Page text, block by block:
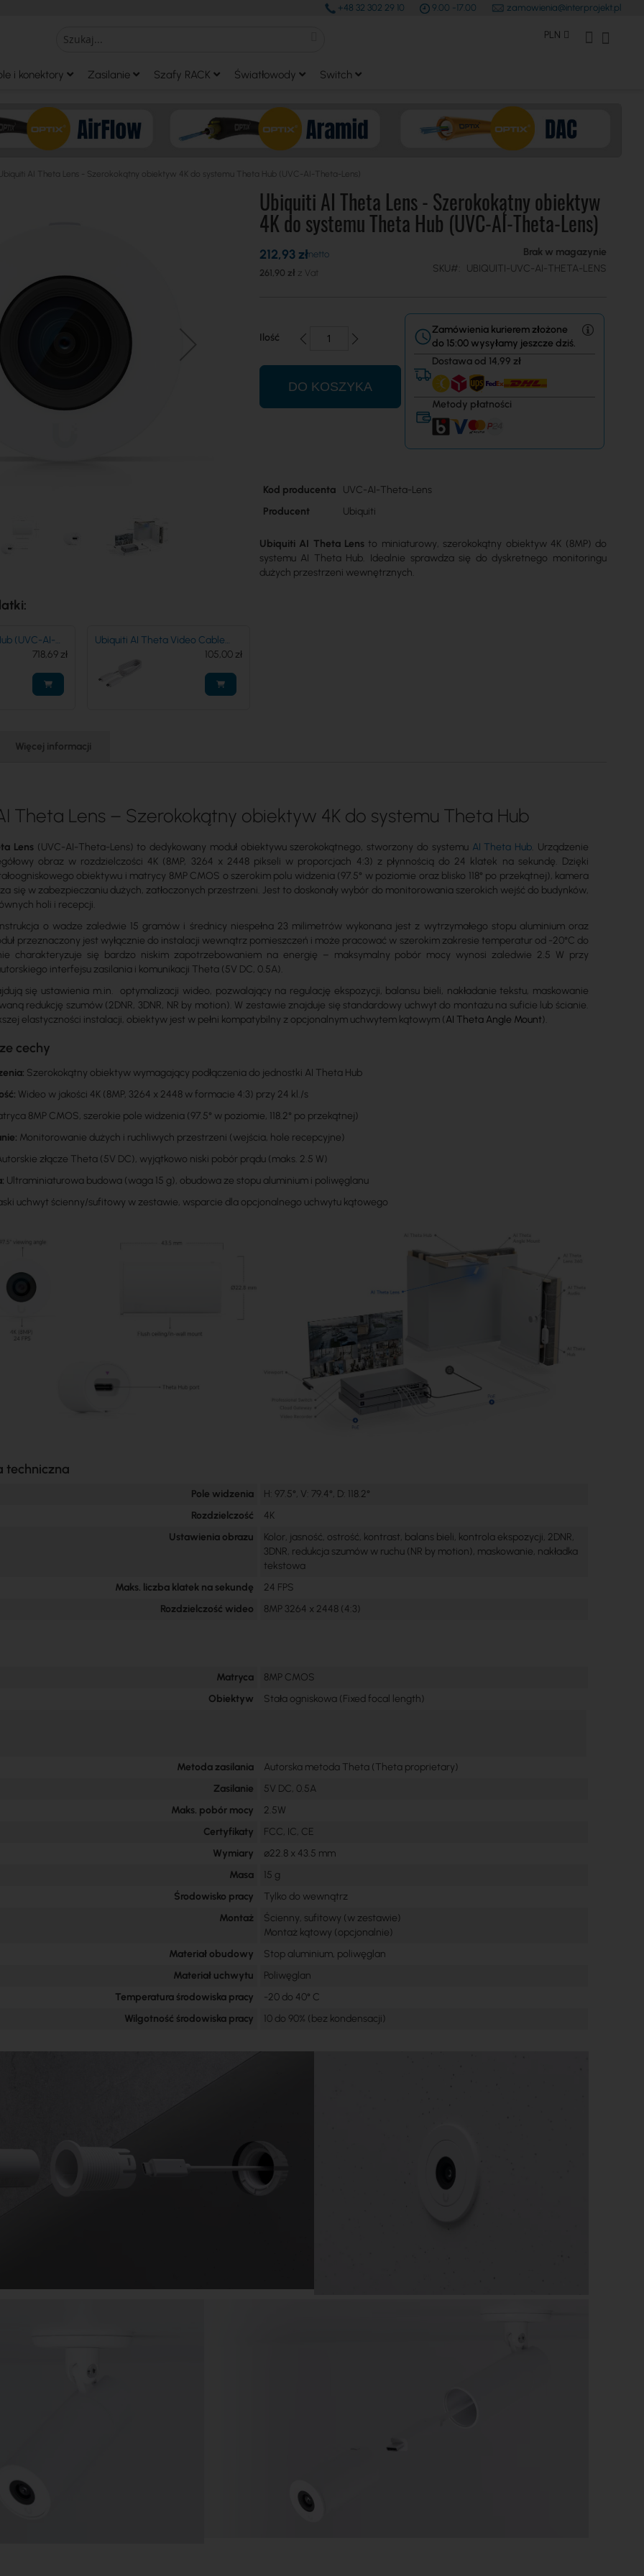
+48 32 302 29 10 9.00 -17.00 zamowienia@interprojekt.pl
Waluta
PLN Konto Klienta
i konektory Zasilanie Szafy RACK Światłowody Switch
Ubiquiti AI Theta Lens - Szerokokątny obiektyw 4K do systemu Theta Hub (UVC-AI-Theta-Lens)
Ubiquiti AI Theta Lens - Szerokokątny obiektyw
4K do systemu Theta Hub (UVC-AI-Theta-Lens)
261,90 zł
212,93 zł
Brak w magazynie
SKU
UBIQUITI-UVC-AI-THETA-LENS
Ilość
DO KOSZYKA
Zamówienia kurierem złożone
do 15:00 wysyłamy jeszcze dziś.
Dostawa od 14,99 zł
Metody płatności
Więcej
Kod producenta
UVC-AI-Theta-Lens
Producent
Ubiquiti
Ubiquiti AI Theta Lensto miniaturowy, szerokokątny obiektyw 4K (8MP) do
systemu AI Theta Hub. Idealnie sprawdza się do dyskretnego monitoringu
dużych przestrzeni wewnętrznych.
(UVC-AI-
718,69 zł
Ubiquiti AI Theta Video Cable
(UACC-AI-Theta-Video-Cable-
105,00 zł
Więcej informacji
AI Theta Lens – Szerokokątny obiektyw 4K do systemu Theta Hub
Lens(UVC-AI-Theta-Lens) to dedykowany moduł obiektywu szerokokątnego, stworzony do systemu AI Theta Hub . Urządzenie
obraz w rozdzielczości 4K (8MP, 3264 x 2448 pikseli w proporcjach 4:3) z płynnością do 24 klatek na sekundę. Dzięki
obiektywu i matrycy 8MP CMOS o szerokim polu widzenia (97.5° w poziomie oraz blisko 118° po przekątnej), kamera
się w zabezpieczaniu dużych, zatłoczonych przestrzeni. Jest to doskonały wybór do monitorowania szerokich wejść do budynków,
holi i recepcji.
o wadze zaledwie 15 gramów i średnicy niespełna 23 milimetrów wykonana jest z wytrzymałego stopu aluminium oraz
przeznaczony jest wyłącznie do instalacji wewnątrz pomieszczeń i może pracować w szerokim zakresie temperatur od -20°C do
charakteryzuje się bardzo niskim zapotrzebowaniem na energię – maksymalny pobór mocy wynosi zaledwie 2.5 W przy
interfejsu zasilania i komunikacji Theta (5V DC, 0.5A).
się ustawienia m.in. optymalizacji wideo, pozwalający na regulację ekspozycji, balansu bieli, nakładanie tekstu, maskowanie
redukcję szumów (2DNR, 3DNR, NR by motion). W zestawie znajduje się standardowy uchwyt do montażu na suficie lub ścianie.
elastyczności instalacji, obiektyw jest w pełni kompatybilny z opcjonalnym uchwytem kątowym (AI Theta Angle Mount).
cechy
Szerokokątny obiektyw wymagający podłączenia do jednostki AI Theta Hub
Wideo w jakości 4K (8MP, 3264 x 2448 w formacie 4:3) przy 24 kl./s
8MP CMOS, szerokie pole widzenia (97.5° w poziomie, 118.2° po przekątnej)
Monitorowanie dużych i ruchliwych przestrzeni (wejścia, hole recepcyjne)
złącze Theta (5V DC), wyjątkowo niski pobór prądu (maks. 2.5 W)
Ultraminiaturowa budowa (waga 15 g), obudowa ze stopu aluminium i poliwęglanu
uchwyt ścienny/sufitowy w zestawie, wsparcie dla opcjonalnego uchwytu kątowego
techniczna
Pole widzenia
H: 97.5°, V: 79.4°, D: 118.2°
Rozdzielczość
4K
Ustawienia obrazu
Kolor, jasność, ostrość, kontrast, balans bieli, kontrola ekspozycji, 2DNR,
3DNR, redukcja szumów w ruchu (NR by motion), maskowanie, nakładka
tekstowa
Maks. liczba klatek na sekundę
24 FPS
Rozdzielczość wideo
8MP 3264 x 2448 (4:3)
Matryca
8MP CMOS
Obiektyw
Stała ogniskowa (Fixed focal length)
Metoda zasilania
Autorska metoda Theta (Theta proprietary)
Zasilanie
5V DC, 0.5A
Maks. pobór mocy
2.5W
Certyfikaty
FCC, IC, CE
Wymiary
⌀22.8 x 43.5 mm
Masa
15 g
Środowisko pracy
Tylko do wewnątrz
Montaż
Ścienny, sufitowy (w zestawie)
Montaż kątowy (opcjonalnie)
Materiał obudowy
Stop aluminium, poliwęglan
Materiał uchwytu
Poliwęglan
Temperatura środowiska pracy
-20 do 40° C
Wilgotność środowiska pracy
10 do 90% (bez kondensacji)